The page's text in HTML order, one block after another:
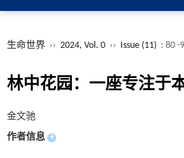
生命世界 ›› 2024, Vol. 0 ›› Issue (11) : 80 -
林中花园：一座专注于
金文驰
作者信息 +